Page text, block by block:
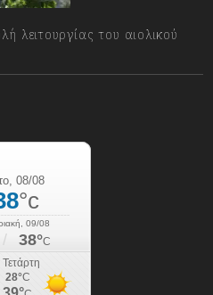
λειτουργίας του αιολικού